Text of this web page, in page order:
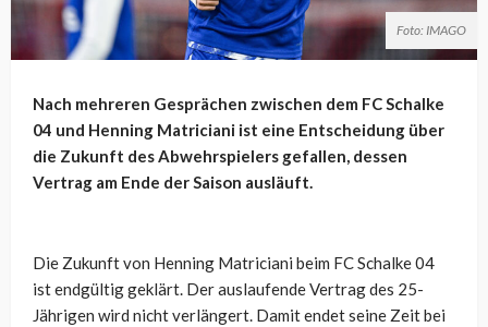
Foto: IMAGO
Nach mehreren Gesprächen zwischen dem FC Schalke
04 und Henning Matriciani ist eine Entscheidung über
die Zukunft des Abwehrspielers gefallen, dessen
Vertrag am Ende der Saison ausläuft.
Die Zukunft von Henning Matriciani beim FC Schalke 04
ist endgültig geklärt. Der auslaufende Vertrag des 25-
Jährigen wird nicht verlängert. Damit endet seine Zeit bei